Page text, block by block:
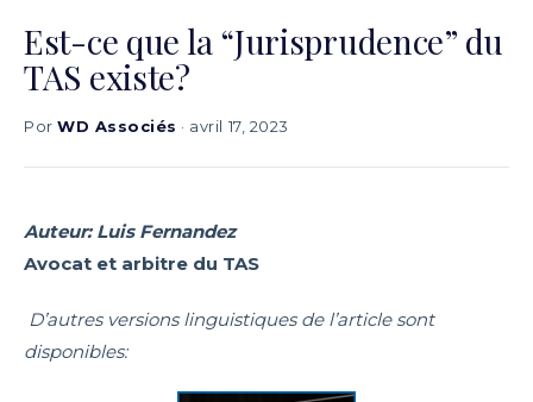
Est-ce que la “Jurisprudence” du
TAS existe?
PorWD Associés · avril 17, 2023
Auteur: Luis Fernandez
Avocat et arbitre du TAS
D’autres versions linguistiques de l’article sont
disponibles: